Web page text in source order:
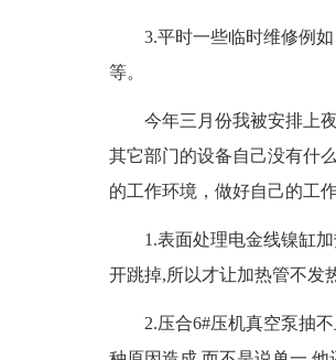
3.平时一些临时维修例如
等。
今年三月份我被安排上夜
其它部门的设备自己没有什
的工作环境，做好自己的工
1.表面处理电金线镍缸加
开跳掉,所以才让加热管不发
2.压合6#压机真空泵抽不